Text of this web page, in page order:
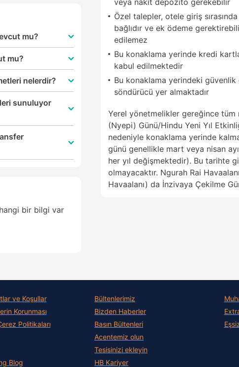
mu?
mu?
nelerdir?
sunuluyor
bir bilgi var
veya nakit depozito gerekebilir
Özel talepler, otele giriş
bağlıdır ve ek ödeme
edilemez
Bu konaklama yerinde kredi
kabul edilmektedir
Bu konaklama yerindeki güvenlik
söndürücü yer almaktadır
Yerel yönetmelikler gereğince
(Nyepi) Günü/Hindu Yeni Yıl
nedeniyle konaklama yerinde
günü genellikle mart veya nisan
her yıl değişmektedir). Bu tarihte
olmayacaktır. Ngurah Rai
Havaalanı) da İnzivaya Çekilme
ve Koşullar
Korunması
Politikaları
Blog
Bültenlerimiz
Bizden Haberler
Basın Bültenleri
Acentemiz olun
Tesisinizi ekleyin
HB Kariyer